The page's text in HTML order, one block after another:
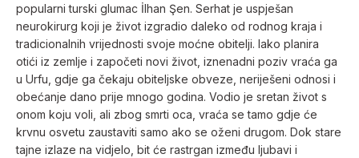
popularni turski glumac İlhan Şen. Serhat je uspješan
neurokirurg koji je život izgradio daleko od rodnog kraja i
tradicionalnih vrijednosti svoje moćne obitelji. Iako planira
otići iz zemlje i započeti novi život, iznenadni poziv vraća ga
u Urfu, gdje ga čekaju obiteljske obveze, neriješeni odnosi i
obećanje dano prije mnogo godina. Vodio je sretan život s
onom koju voli, ali zbog smrti oca, vraća se tamo gdje će
krvnu osvetu zaustaviti samo ako se oženi drugom. Dok stare
tajne izlaze na vidjelo, bit će rastrgan između ljubavi i